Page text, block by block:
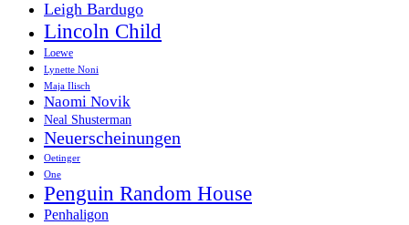
Leigh Bardugo
Lincoln Child
Loewe
Lynette Noni
Maja Ilisch
Naomi Novik
Neal Shusterman
Neuerscheinungen
Oetinger
One
Penguin Random House
Penhaligon